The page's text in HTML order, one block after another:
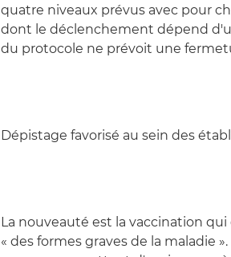
quatre niveaux prévus avec pour
dont le déclenchement dépend
du protocole ne prévoit une
Dépistage favorisé au sein des
La nouveauté est la vaccination
« des formes graves de la maladie